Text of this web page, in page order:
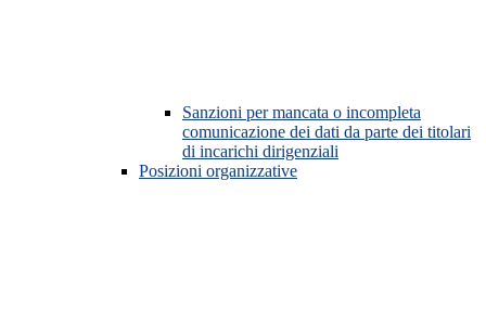
Sanzioni per mancata o incompleta
comunicazione dei dati da parte dei titolari
di incarichi dirigenziali
Posizioni organizzative